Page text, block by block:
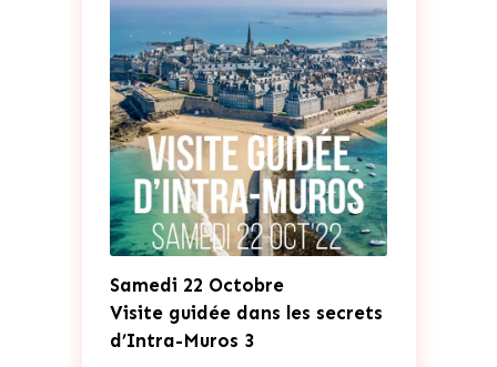
Samedi 22 Octobre
Visite guidée dans les secrets
d’Intra-Muros 3